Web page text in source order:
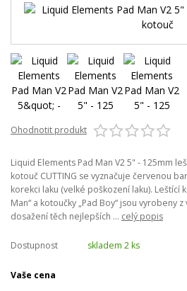
Ohodnotit produkt
Liquid Elements Pad Man V2 5" - 125mm
kotouč CUTTING se vyznačuje červenou
korekci laku (velké poškození laku). Leštící
Man“ a kotoučky „Pad Boy“ jsou vyrobeny
dosažení těch nejlepších ... celý popis
Dostupnost skladem 2 ks
Vaše cena